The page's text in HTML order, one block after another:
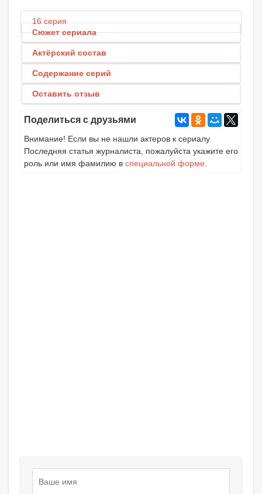
16 серия
Сюжет сериала
Актёрский состав
Содержание серий
Оставить отзыв
Поделиться с друзьями
Внимание! Если вы не нашли актеров к сериалу
Последняя статья журналиста, пожалуйста укажите его
роль или имя фамилию в специальной форме